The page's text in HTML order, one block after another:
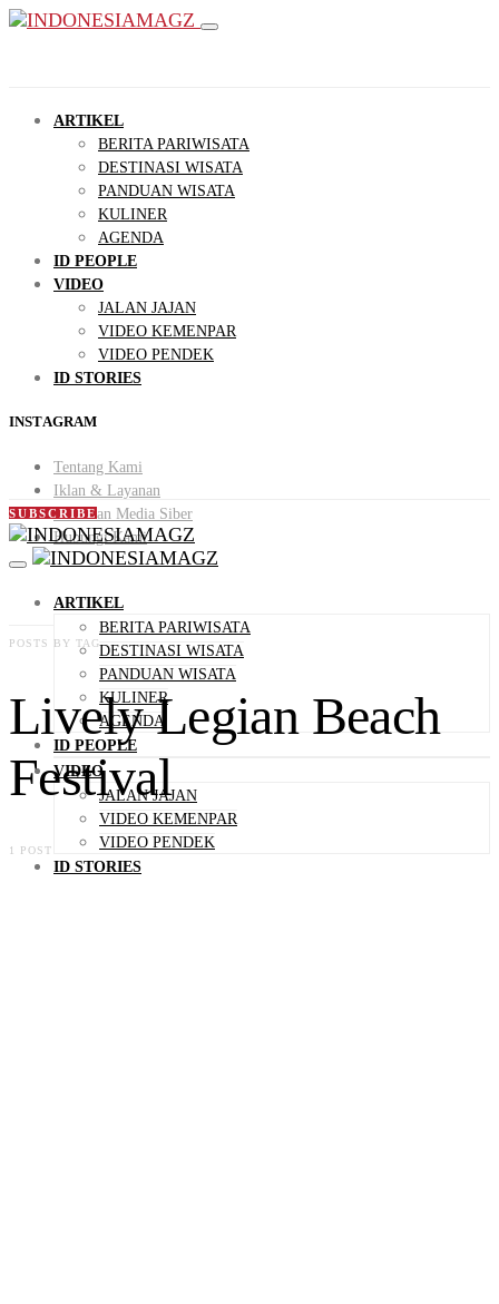
ARTIKEL
BERITA PARIWISATA
DESTINASI WISATA
PANDUAN WISATA
KULINER
AGENDA
ID PEOPLE
VIDEO
JALAN JAJAN
VIDEO KEMENPAR
VIDEO PENDEK
ID STORIES
INSTAGRAM
Tentang Kami
Iklan & Layanan
Pedoman Media Siber
Hubungi Kami
SUBSCRIBE
ARTIKEL
BERITA PARIWISATA
DESTINASI WISATA
PANDUAN WISATA
KULINER
AGENDA
ID PEOPLE
VIDEO
JALAN JAJAN
VIDEO KEMENPAR
VIDEO PENDEK
ID STORIES
POSTS BY TAG
Lively Legian Beach
Festival
1 POST